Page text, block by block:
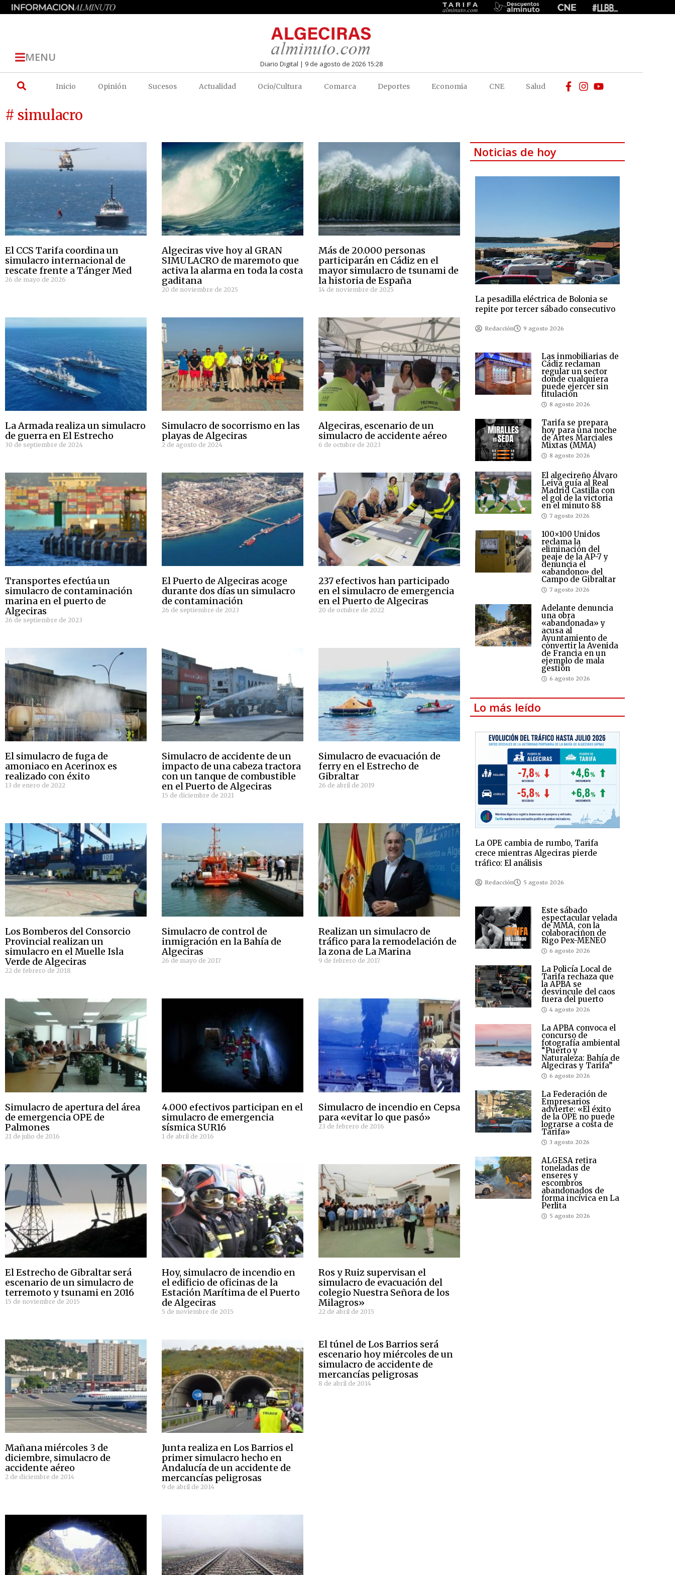
MENU Diario Digital | 9 de agosto de 2026 15:28
Inicio Opinión Sucesos Actualidad Ocio/Cultura Comarca Deportes Economia CNE Salud
# simulacro
El CCS Tarifa coordina un
simulacro internacional de
rescate frente a Tánger Med
26 de mayo de 2026
Algeciras vive hoy al GRAN
SIMULACRO de maremoto que
activa la alarma en toda la costa
gaditana
20 de noviembre de 2025
Más de 20.000 personas
participarán en Cádiz en el
mayor simulacro de tsunami de
la historia de España
14 de noviembre de 2025
La Armada realiza un simulacro
de guerra en El Estrecho
30 de septiembre de 2024
Simulacro de socorrismo en las
playas de Algeciras
2 de agosto de 2024
Algeciras, escenario de un
simulacro de accidente aéreo
6 de octubre de 2023
Transportes efectúa un
simulacro de contaminación
marina en el puerto de
Algeciras
26 de septiembre de 2023
El Puerto de Algeciras acoge
durante dos días un simulacro
de contaminación
26 de septiembre de 2023
237 efectivos han participado
en el simulacro de emergencia
en el Puerto de Algeciras
20 de octubre de 2022
El simulacro de fuga de
amoniaco en Acerinox es
realizado con éxito
13 de enero de 2022
Simulacro de accidente de un
impacto de una cabeza tractora
con un tanque de combustible
en el Puerto de Algeciras
15 de diciembre de 2021
Simulacro de evacuación de
ferry en el Estrecho de
Gibraltar
26 de abril de 2019
Los Bomberos del Consorcio
Provincial realizan un
simulacro en el Muelle Isla
Verde de Algeciras
22 de febrero de 2018
Simulacro de control de
inmigración en la Bahía de
Algeciras
26 de mayo de 2017
Realizan un simulacro de
tráfico para la remodelación de
la zona de La Marina
9 de febrero de 2017
Simulacro de apertura del área
de emergencia OPE de
Palmones
21 de julio de 2016
4.000 efectivos participan en el
simulacro de emergencia
sísmica SUR16
1 de abril de 2016
Simulacro de incendio en Cepsa
para «evitar lo que pasó»
23 de febrero de 2016
El Estrecho de Gibraltar será
escenario de un simulacro de
terremoto y tsunami en 2016
15 de noviembre de 2015
Hoy, simulacro de incendio en
el edificio de oficinas de la
Estación Marítima de el Puerto
de Algeciras
5 de noviembre de 2015
Ros y Ruiz supervisan el
simulacro de evacuación del
colegio Nuestra Señora de los
Milagros»
22 de abril de 2015
Mañana miércoles 3 de
diciembre, simulacro de
accidente aéreo
2 de diciembre de 2014
Junta realiza en Los Barrios el
primer simulacro hecho en
Andalucía de un accidente de
mercancías peligrosas
9 de abril de 2014
El túnel de Los Barrios será
escenario hoy miércoles de un
simulacro de accidente de
mercancías peligrosas
8 de abril de 2014
Noticias de hoy
La pesadilla eléctrica de Bolonia se
repite por tercer sábado consecutivo
Redacción 9 agosto 2026
Las inmobiliarias de
Cádiz reclaman
regular un sector
donde cualquiera
puede ejercer sin
titulación
8 agosto 2026
Tarifa se prepara
hoy para una noche
de Artes Marciales
Mixtas (MMA)
8 agosto 2026
El algecireño Álvaro
Leiva guía al Real
Madrid Castilla con
el gol de la victoria
en el minuto 88
7 agosto 2026
100×100 Unidos
reclama la
eliminación del
peaje de la AP-7 y
denuncia el
«abandono» del
Campo de Gibraltar
7 agosto 2026
Adelante denuncia
una obra
«abandonada» y
acusa al
Ayuntamiento de
convertir la Avenida
de Francia en un
ejemplo de mala
gestión
6 agosto 2026
Lo más leído
La OPE cambia de rumbo, Tarifa
crece mientras Algeciras pierde
tráfico: El análisis
Redacción 5 agosto 2026
Este sábado
espectacular velada
de MMA, con la
colaboraciñon de
Rigo Pex-MENEO
6 agosto 2026
La Policía Local de
Tarifa rechaza que
la APBA se
desvincule del caos
fuera del puerto
4 agosto 2026
La APBA convoca el
concurso de
fotografía ambiental
“Puerto y
Naturaleza: Bahía de
Algeciras y Tarifa”
6 agosto 2026
La Federación de
Empresarios
advierte: «El éxito
de la OPE no puede
lograrse a costa de
Tarifa»
3 agosto 2026
ALGESA retira
toneladas de
enseres y
escombros
abandonados de
forma incívica en La
Perlita
5 agosto 2026